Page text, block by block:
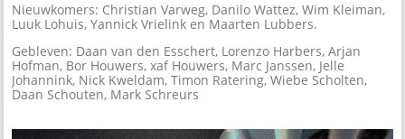
Nieuwkomers: Christian Varweg, Danilo Wattez, Wim Kleiman,
Luuk Lohuis, Yannick Vrielink en Maarten Lubbers.
Gebleven: Daan van den Esschert, Lorenzo Harbers, Arjan
Hofman, Bor Houwers, xaf Houwers, Marc Janssen, Jelle
Johannink, Nick Kweldam, Timon Ratering, Wiebe Scholten,
Daan Schouten, Mark Schreurs